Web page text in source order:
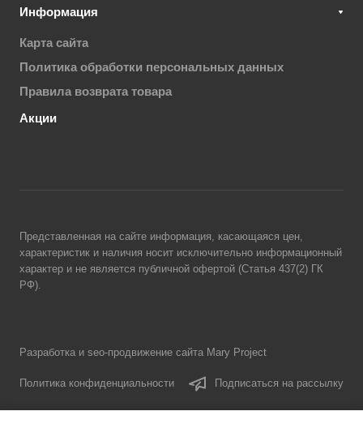
Информация
Карта сайта
Политика обработки персональных данных
Правила возврата товара
Акции
Представленная на сайте информация, касающаяся цен,
характеристик и наличия носит исключительно информационный
характер и не является публичной офертой (Статья 437(2) ГК
РФ).
Разработка и seo-продвижение сайта Mary Project
Политика конфиденциальности Подписаться на рассылку